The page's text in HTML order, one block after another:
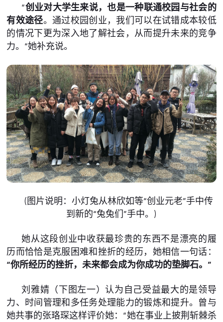
“创业对大学生来说，也是一种联通校园与社会的
有效途径。通过校园创业，我们可以在试错成本较低
的情况下更为深入地了解社会，从而提升未来的竞争
力。“她补充说。
(图片说明：小灯兔从林欣如等“创业元老”手中传
到新的“兔兔们”手中。)
她从这段创业中收获最珍贵的东西不是漂亮的履
历而恰恰是克服困难和挫折的经历，她相信一句话：
“你所经历的挫折，未来都会成为你成功的垫脚石。”
刘雅婧（下图左一）认为自己受益最大的是领导
力、时间管理和多任务处理能力的锻炼和提升。曾与
她共事的张珞琛这样评价她：“她在事业上披荆斩棘杀